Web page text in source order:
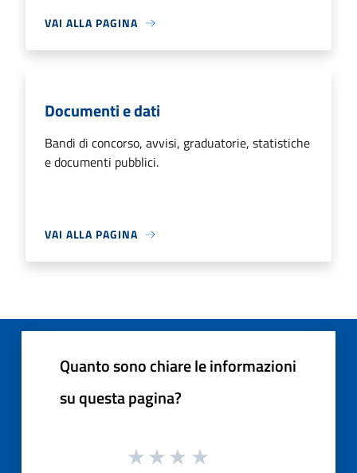
VAI ALLA PAGINA
Documenti e dati
Bandi di concorso, avvisi, graduatorie, statistiche
e documenti pubblici.
VAI ALLA PAGINA
Quanto sono chiare le informazioni
su questa pagina?